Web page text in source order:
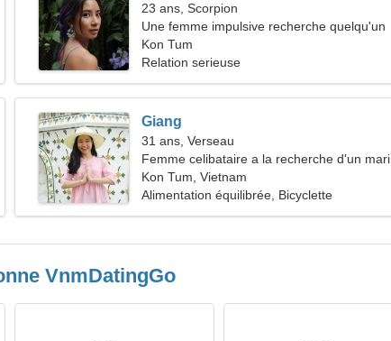
23 ans, Scorpion
Une femme impulsive recherche quelqu'un
comme vous
Kon Tum
Relation serieuse
Giang
31 ans, Verseau
Femme celibataire a la recherche d'un mari
37-41
Kon Tum, Vietnam
Alimentation équilibrée, Bicyclette
VnmDatingGo